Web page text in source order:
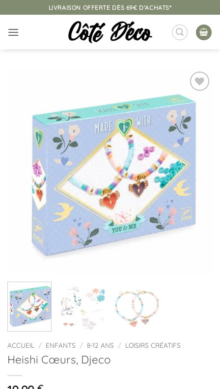
au
contenu
LIVRAISON OFFERTE DÈS 69€ D'ACHATS*
Ajouter
liste
d’envies
ACCUEIL / ENFANTS / 8-12 ANS / LOISIRS CRÉATIFS
Heishi Cœurs, Djeco